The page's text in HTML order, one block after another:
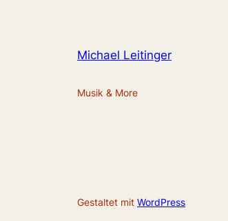
Michael Leitinger
Musik & More
Gestaltet mit WordPress